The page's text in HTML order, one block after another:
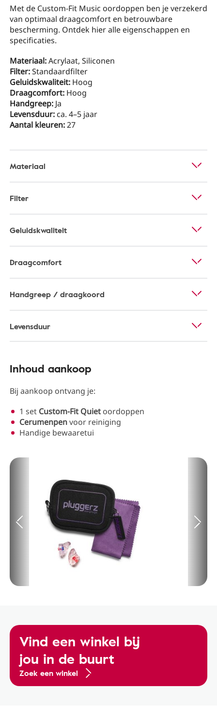
Met de Custom-Fit Music oordoppen ben je verzekerd
van optimaal draagcomfort en betrouwbare
bescherming. Ontdek hier alle eigenschappen en
specificaties.
Materiaal:Acrylaat, Siliconen
Filter:Standaardfilter
Geluidskwaliteit: Hoog
Draagcomfort: Hoog
Handgreep: Ja
Levensduur: ca. 4–5 jaar
Aantal kleuren:27
Materiaal
Filter
Geluidskwaliteit
Draagcomfort
Handgreep / draagkoord
Levensduur
Inhoud aankoop
Bij aankoop ontvang je:
1 set Custom-Fit Quiet oordoppen
Cerumenpenvoor reiniging
Handige bewaaretui
Vind een winkel bij
jou in de buurt
Zoek een winkel